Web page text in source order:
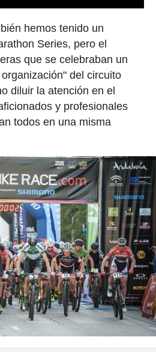
hemos tenido un
Series, pero el
que se celebraban un
del circuito
diluir la atención en el
y profesionales
todos en una misma